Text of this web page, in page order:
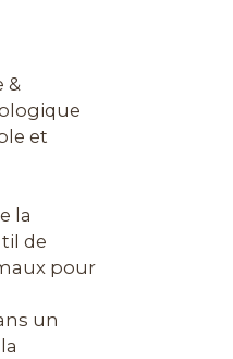
&
et
la
de
pour
un